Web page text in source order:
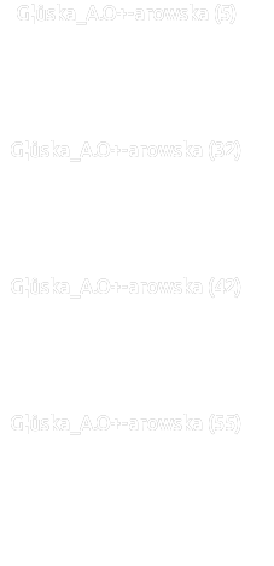
G¦ůska_A.O+-arowska (5)
G¦ůska_A.O+-arowska (32)
G¦ůska_A.O+-arowska (42)
G¦ůska_A.O+-arowska (55)